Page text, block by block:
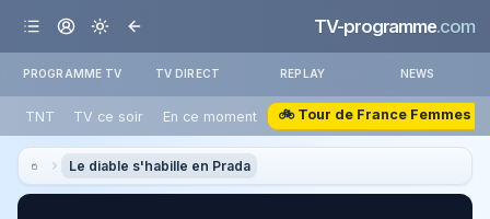
TV-programme.com
PROGRAMME TV TV DIRECT REPLAY NEWS
TNT TV ce soir En ce moment 🚲 Tour de France Femmes
Le diable s'habille en Prada